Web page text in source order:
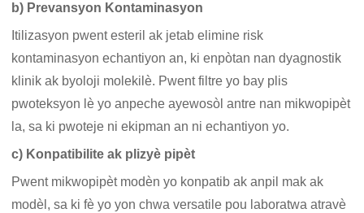
b) Prevansyon Kontaminasyon
Itilizasyon pwent esteril ak jetab elimine risk
kontaminasyon echantiyon an, ki enpòtan nan dyagnostik
klinik ak byoloji molekilè. Pwent filtre yo bay plis
pwoteksyon lè yo anpeche ayewosòl antre nan mikwopipèt
la, sa ki pwoteje ni ekipman an ni echantiyon yo.
c) Konpatibilite ak plizyè pipèt
Pwent mikwopipèt modèn yo konpatib ak anpil mak ak
modèl, sa ki fè yo yon chwa versatile pou laboratwa atravè